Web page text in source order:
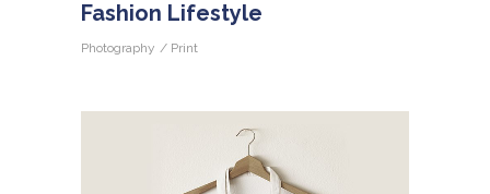
Fashion Lifestyle
Photography Print